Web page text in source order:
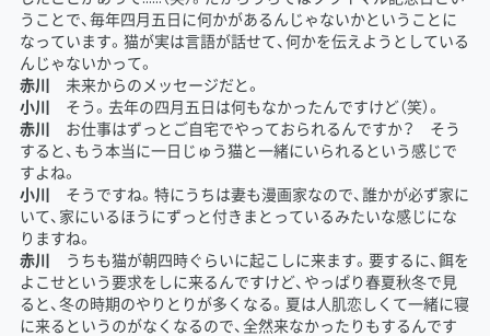
うことで、毎年四月五日に何かがあるんじゃないかということに
なっています。猫が実は言語が話せて、何かを伝えようとしている
んじゃないかって。
赤川 未来からのメッセージだと。
小川 そう。去年の四月五日は何もなかったんですけど（笑）。
赤川 お仕事はずっとご自宅でやっておられるんですか？ そう
すると、もう本当に一日じゅう猫と一緒にいられるという感じで
すよね。
小川 そうですね。特にうちは妻も漫画家なので、誰かが必ず家に
いて、家にいるほうにずっと付きまとっているみたいな感じにな
りますね。
赤川 うちも猫が朝四時ぐらいに起こしに来ます。要するに、餌を
よこせという要求をしに来るんですけど、やっぱり春夏秋冬で見
ると、冬の時期のやりとりが多くなる。夏は人肌恋しくて一緒に寝
に来るというのがなくなるので、全然来なかったりもするんです